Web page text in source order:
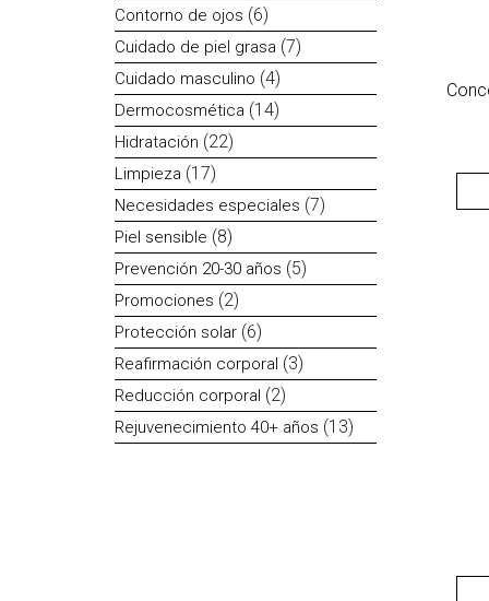
productos
Contorno de ojos 66
productos
Cuidado de piel grasa 77
Cuidado masculino 44
productos
Dermocosmética 1414
Hidratación 2222
Limpieza 1717
productos
Necesidades especiales 77
Piel sensible 88
productos
Prevención 20-30 años 55
Promociones 22
productos
Protección solar 66
productos
Reafirmación corporal 33
Reducción corporal 22
productos
Rejuvenecimiento 40+ años 1313